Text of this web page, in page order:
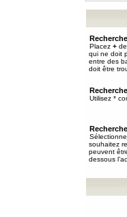
Placez +
qui ne doit
entre des
doit être
Utilisez *
souhaitez
peuvent
dessous